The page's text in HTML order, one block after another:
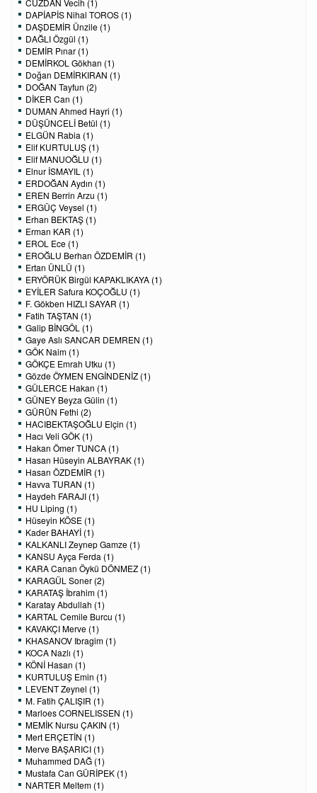
CUZDAN Vecih (1)
DAPİAPİS Nihal TOROS (1)
DAŞDEMİR Ünzile (1)
DAĞLI Özgül (1)
DEMİR Pınar (1)
DEMİRKOL Gökhan (1)
Doğan DEMİRKIRAN (1)
DOĞAN Tayfun (2)
DİKER Can (1)
DUMAN Ahmed Hayri (1)
DÜŞÜNCELİ Betül (1)
ELGÜN Rabia (1)
Elif KURTULUŞ (1)
Elif MANUOĞLU (1)
Elnur İSMAYIL (1)
ERDOĞAN Aydın (1)
EREN Berrin Arzu (1)
ERGÜÇ Veysel (1)
Erhan BEKTAŞ (1)
Erman KAR (1)
EROL Ece (1)
EROĞLU Berhan ÖZDEMİR (1)
Ertan ÜNLÜ (1)
ERYÖRÜK Birgül KAPAKLIKAYA (1)
EYİLER Safura KOÇOĞLU (1)
F. Gökben HIZLI SAYAR (1)
Fatih TAŞTAN (1)
Galip BİNGÖL (1)
Gaye Aslı SANCAR DEMREN (1)
GÖK Naim (1)
GÖKÇE Emrah Utku (1)
Gözde ÖYMEN ENGİNDENİZ (1)
GÜLERCE Hakan (1)
GÜNEY Beyza Gülin (1)
GÜRÜN Fethi (2)
HACIBEKTAŞOĞLU Elçin (1)
Hacı Veli GÖK (1)
Hakan Ömer TUNCA (1)
Hasan Hüseyin ALBAYRAK (1)
Hasan ÖZDEMİR (1)
Havva TURAN (1)
Haydeh FARAJI (1)
HU Liping (1)
Hüseyin KÖSE (1)
Kader BAHAYİ (1)
KALKANLI Zeynep Gamze (1)
KANSU Ayça Ferda (1)
KARA Canan Öykü DÖNMEZ (1)
KARAGÜL Soner (2)
KARATAŞ İbrahim (1)
Karatay Abdullah (1)
KARTAL Cemile Burcu (1)
KAVAKÇI Merve (1)
KHASANOV Ibragim (1)
KOCA Nazlı (1)
KÖNİ Hasan (1)
KURTULUŞ Emin (1)
LEVENT Zeynel (1)
M. Fatih ÇALIŞIR (1)
Marloes CORNELISSEN (1)
MEMİK Nursu ÇAKIN (1)
Mert ERÇETİN (1)
Merve BAŞARICI (1)
Muhammed DAĞ (1)
Mustafa Can GÜRİPEK (1)
NARTER Meltem (1)